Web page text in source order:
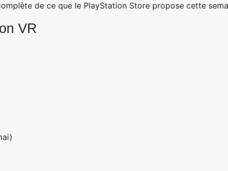
de ce que le PlayStation Store propose cette
VR